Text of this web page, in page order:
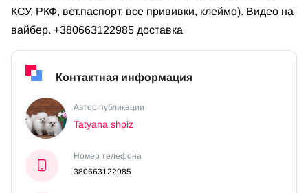
КСУ, РКФ, вет.паспорт, все прививки, клеймо). Видео на
вайбер. +380663122985 доставка
Контактная информация
Автор публикации
Tatyana shpiz
Номер телефона
380663122985